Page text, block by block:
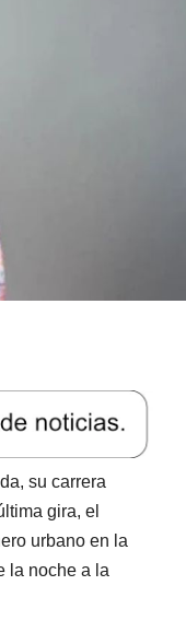
su carrera
gira, el
urbano en la
la noche a la